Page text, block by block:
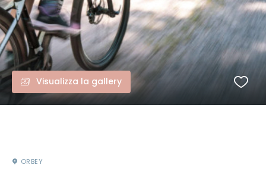
Visualizza la gallery
ORBEY